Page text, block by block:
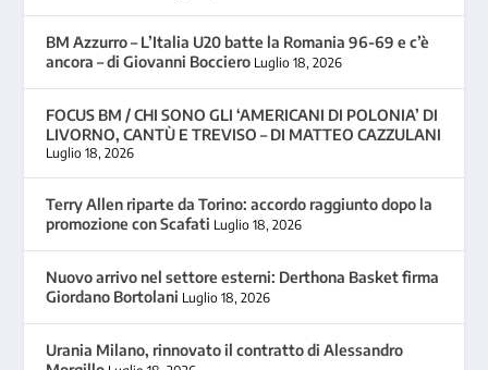
BM Azzurro – L’Italia U20 batte la Romania 96-69 e c’è
ancora – di Giovanni Bocciero Luglio 18, 2026
FOCUS BM / CHI SONO GLI ‘AMERICANI DI POLONIA’ DI
LIVORNO, CANTÙ E TREVISO – DI MATTEO CAZZULANI
Luglio 18, 2026
Terry Allen riparte da Torino: accordo raggiunto dopo la
promozione con Scafati Luglio 18, 2026
Nuovo arrivo nel settore esterni: Derthona Basket firma
Giordano Bortolani Luglio 18, 2026
Urania Milano, rinnovato il contratto di Alessandro